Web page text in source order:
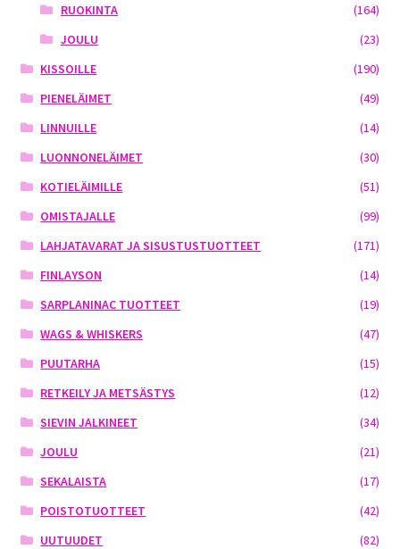
RUOKINTA
(164)
JOULU
(23)
KISSOILLE
(190)
PIENELÄIMET
(49)
LINNUILLE
(14)
LUONNONELÄIMET
(30)
KOTIELÄIMILLE
(51)
OMISTAJALLE
(99)
LAHJATAVARAT JA SISUSTUSTUOTTEET
(171)
FINLAYSON
(14)
SARPLANINAC TUOTTEET
(19)
WAGS & WHISKERS
(47)
PUUTARHA
(15)
RETKEILY JA METSÄSTYS
(12)
SIEVIN JALKINEET
(34)
JOULU
(21)
SEKALAISTA
(17)
POISTOTUOTTEET
(42)
UUTUUDET
(82)